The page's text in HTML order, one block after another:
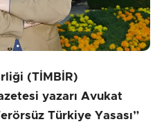
(TİMBİR)
yazarı Avukat
Türkiye Yasası”